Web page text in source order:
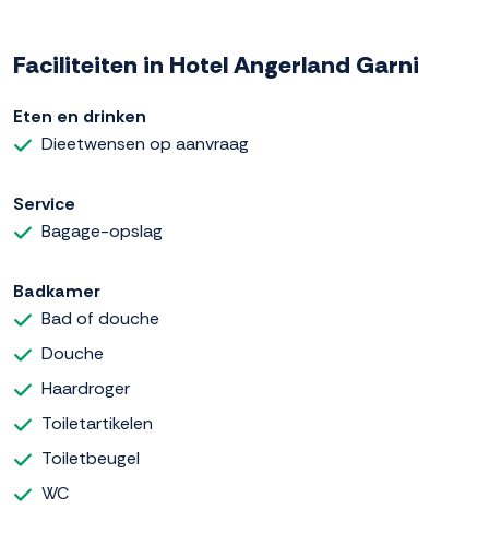
Faciliteiten in Hotel Angerland Garni
Eten en drinken
Dieetwensen op aanvraag
Service
Bagage-opslag
Badkamer
Bad of douche
Douche
Haardroger
Toiletartikelen
Toiletbeugel
WC